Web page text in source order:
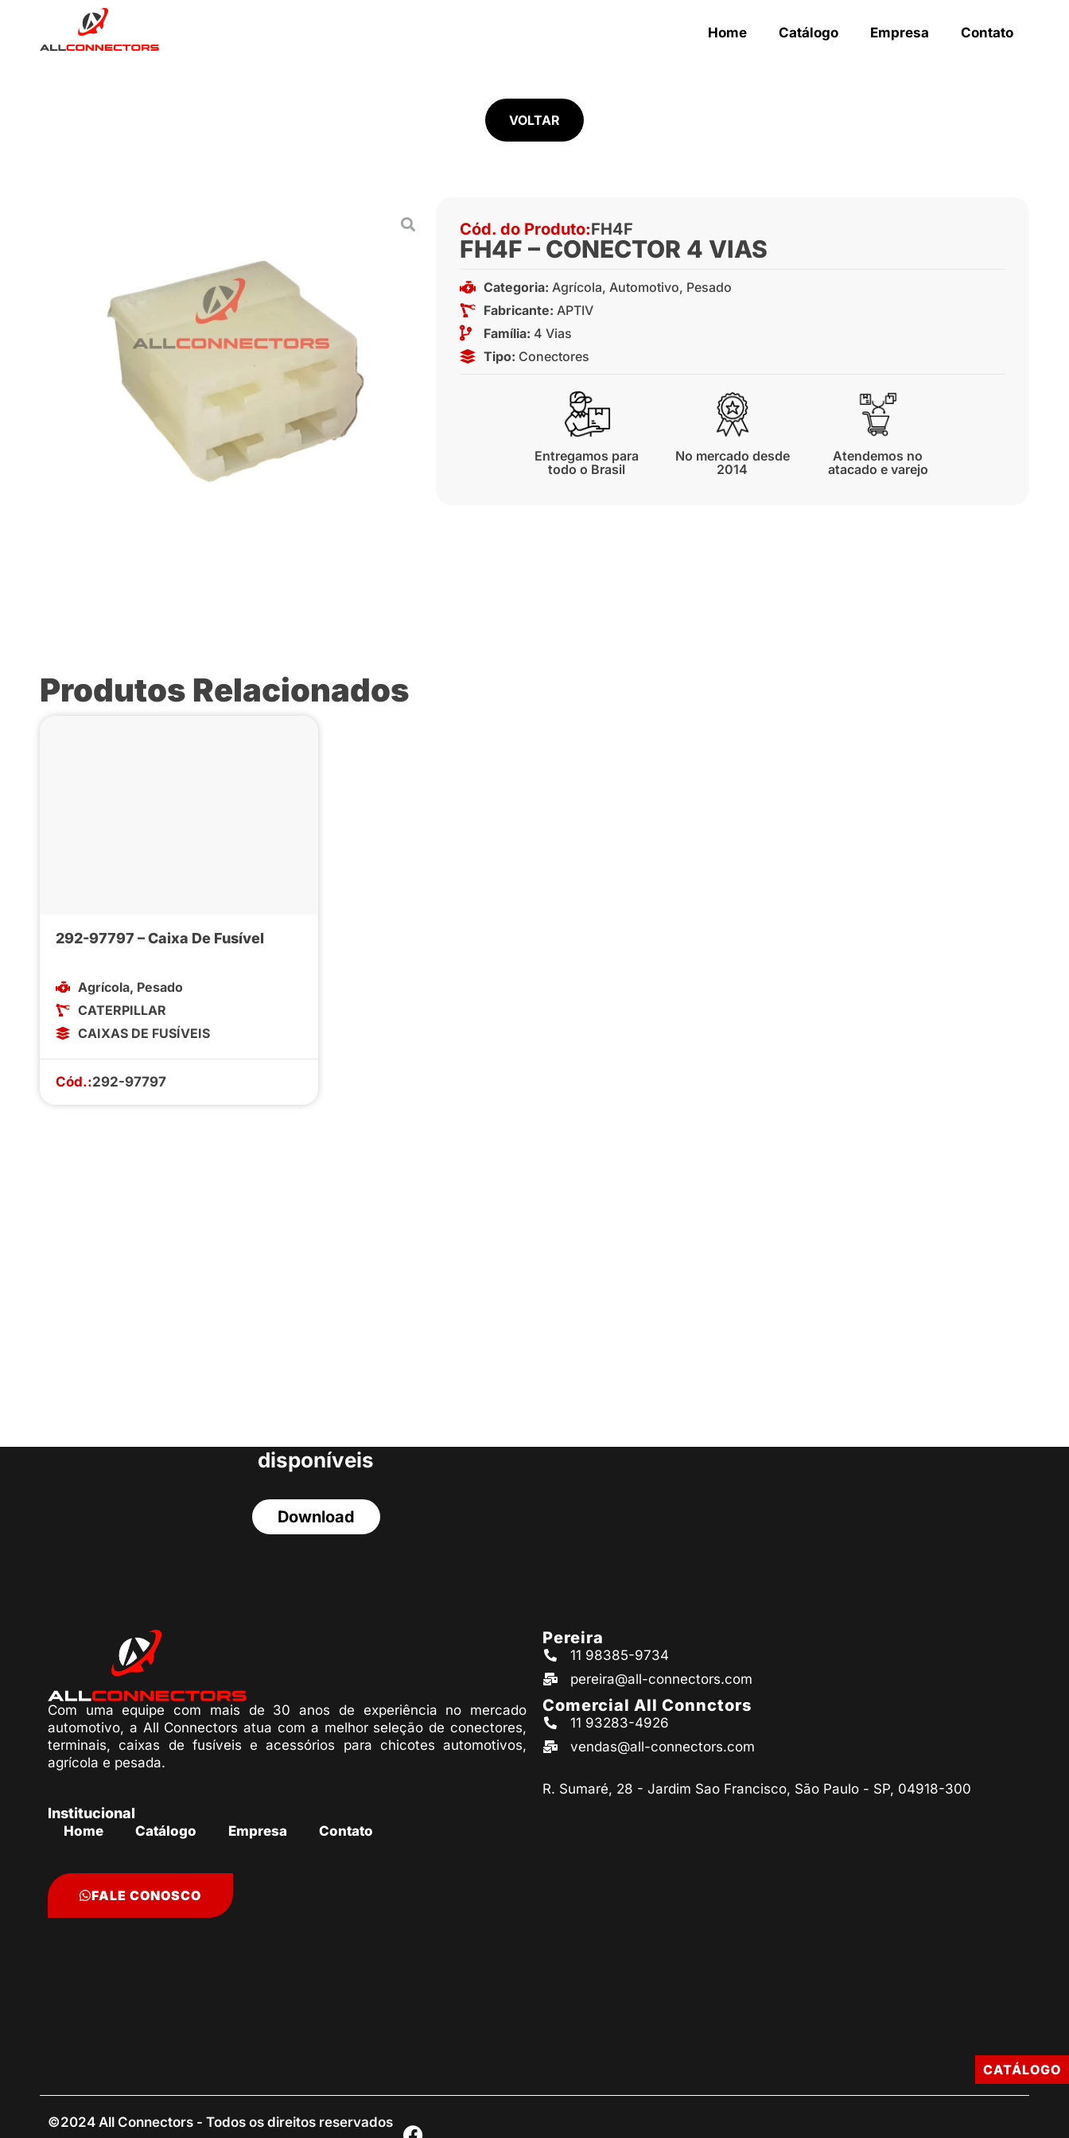
Home Catálogo Empresa Contato
VOLTAR
Cód. do Produto:FH4F
FH4F – CONECTOR 4 VIAS
Categoria: Agrícola, Automotivo, Pesado
Fabricante: APTIV
Família: 4 Vias
Tipo: Conectores
Entregamos para
todo o Brasil
No mercado desde
2014
Atendemos no
atacado e varejo
Produtos Relacionados
292-97797 – Caixa De Fusível
Agrícola, Pesado
CATERPILLAR
CAIXAS DE FUSÍVEIS
Cód.:292-97797
disponíveis
Download
Com uma equipe com mais de 30 anos de experiência no mercado
automotivo, a All Connectors atua com a melhor seleção de conectores,
terminais, caixas de fusíveis e acessórios para chicotes automotivos,
agrícola e pesada.
Institucional
Home Catálogo Empresa Contato
FALE CONOSCO
Pereira
11 98385-9734
pereira@all-connectors.com
Comercial All Connctors
11 93283-4926
vendas@all-connectors.com
R. Sumaré, 28 - Jardim Sao Francisco, São Paulo - SP, 04918-300
©2024 All Connectors - Todos os direitos reservados
CATÁLOGO